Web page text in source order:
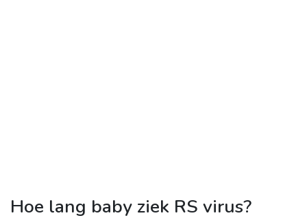
Hoe lang baby ziek RS virus?